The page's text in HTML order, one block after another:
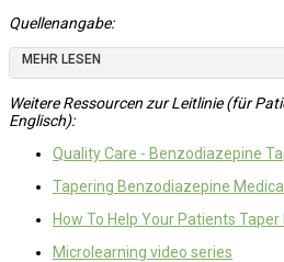
Quellenangabe:
MEHR LESEN
Weitere Ressourcen zur Leitlinie (für
Englisch):
Quality Care - Benzodiazepine
Tapering Benzodiazepine
How To Help Your Patients
Microlearning video series